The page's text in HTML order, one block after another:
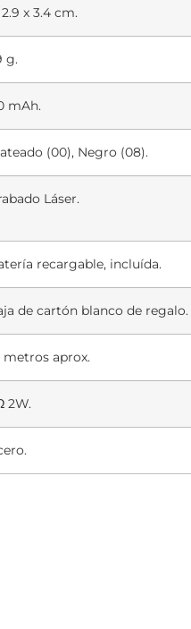
x 3.4 cm.
g.
mAh.
(00), Negro (08).
Láser.
recargable, incluída.
de cartón blanco de regalo.
metros aprox.
2W.